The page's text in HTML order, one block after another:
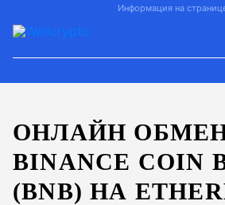
Информация на
ОНЛАЙН
BINANCE COIN
(BNB) НА